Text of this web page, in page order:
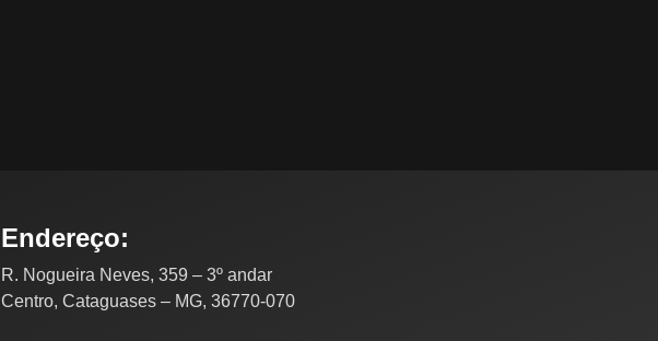
Endereço:
R. Nogueira Neves, 359 – 3º andar
Centro, Cataguases – MG, 36770-070